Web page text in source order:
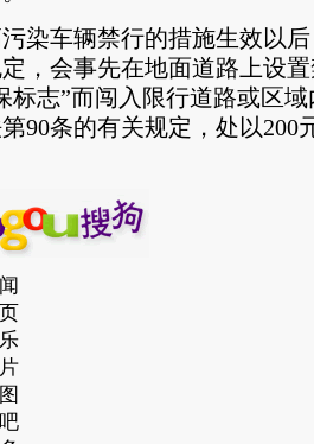
车辆禁行的措施生效以后
，会事先在地面道路上设
标志”而闯入限行道路或区
90条的有关规定，处以200